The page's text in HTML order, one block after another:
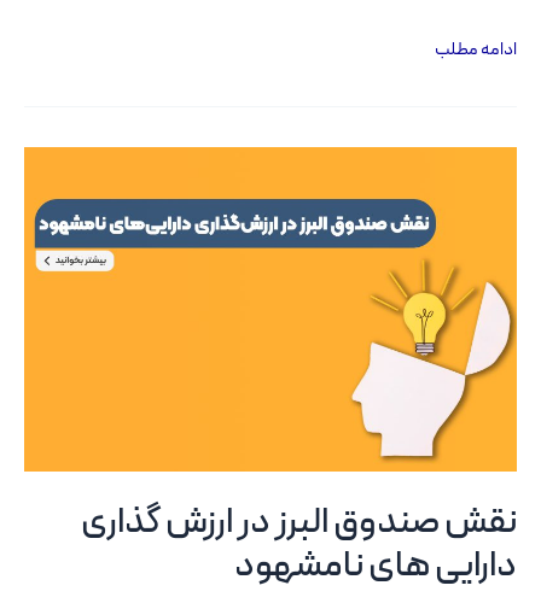
موفقیت
تردمیل
حمایت
صندوق
البرز
ادامه مطلب
نقش صندوق البرز در ارزش گذاری
دارایی های نامشهود